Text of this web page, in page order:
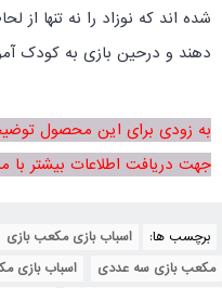
شده اند که نوزاد را نه تنها از
دهند و درحین بازی به کودک
به زودی برای این محصول
جهت دریافت اطلاعات بیشتر با ما تماس
برچسب ها: اسباب بازی مکعب بازی
مکعب بازی سه عددی
اسباب بازی